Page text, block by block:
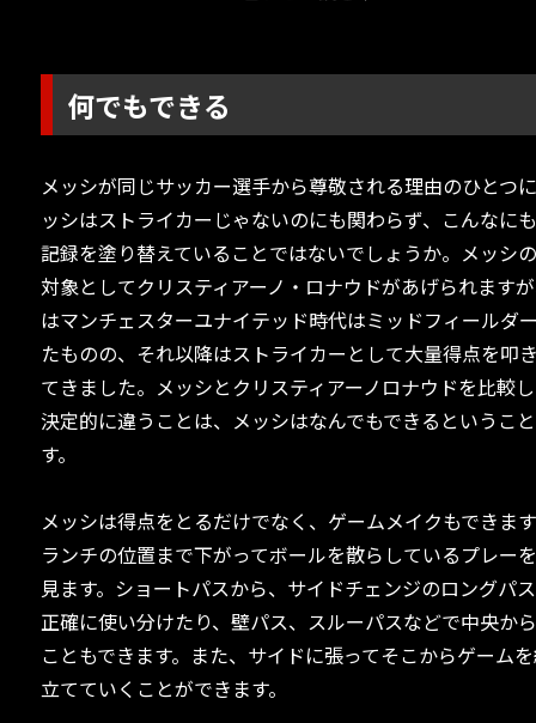
何でもできる
メッシが同じサッカー選手から尊敬される理由のひとつ
ッシはストライカーじゃないのにも関わらず、こんなに
記録を塗り替えていることではないでしょうか。メッシ
対象としてクリスティアーノ・ロナウドがあげられます
はマンチェスターユナイテッド時代はミッドフィールダ
たものの、それ以降はストライカーとして大量得点を叩
てきました。メッシとクリスティアーノロナウドを比較
決定的に違うことは、メッシはなんでもできるというこ
す。
メッシは得点をとるだけでなく、ゲームメイクもできま
ランチの位置まで下がってボールを散らしているプレー
見ます。ショートパスから、サイドチェンジのロングパ
正確に使い分けたり、壁パス、スルーパスなどで中央か
こともできます。また、サイドに張ってそこからゲーム
立てていくことができます。